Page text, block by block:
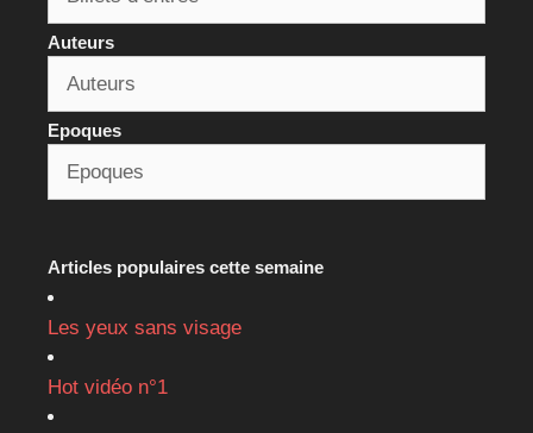
Auteurs
Epoques
Articles populaires cette semaine
Les yeux sans visage
Hot vidéo n°1